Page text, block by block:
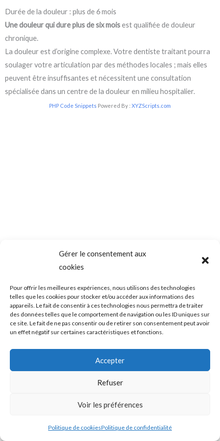
Gérer le consentement aux
cookies
Pour offrir les meilleures expériences, nous utilisons des technologies
telles que les cookies pour stocker et/ou accéder aux informations des
appareils. Le fait de consentir à ces technologies nous permettra de traiter
des données telles que le comportement de navigation ou les ID uniques sur
ce site. Le fait de ne pas consentir ou de retirer son consentement peut avoir
un effet négatif sur certaines caractéristiques et fonctions.
Accepter
Refuser
Voir les préférences
Politique de cookiesPolitique de confidentialité
Durée de la douleur : plus de 6 mois
Une douleur qui dure plus de six moisest qualifiée de douleur
chronique.
La douleur est d’origine complexe. Votre dentiste traitant pourra
soulager votre articulation par des méthodes locales ; mais elles
peuvent être insuffisantes et nécessitent une consultation
spécialisée dans un centre de la douleur en milieu hospitalier.
PHP Code Snippets Powered By : XYZScripts.com